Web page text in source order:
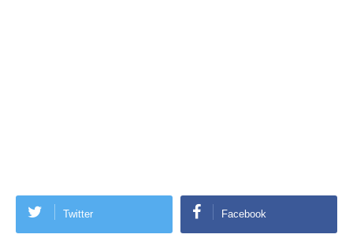
Twitter Facebook